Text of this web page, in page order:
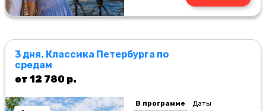
3 дня. Классика Петербурга по
средам
от 12 780 р.
В программе
Даты